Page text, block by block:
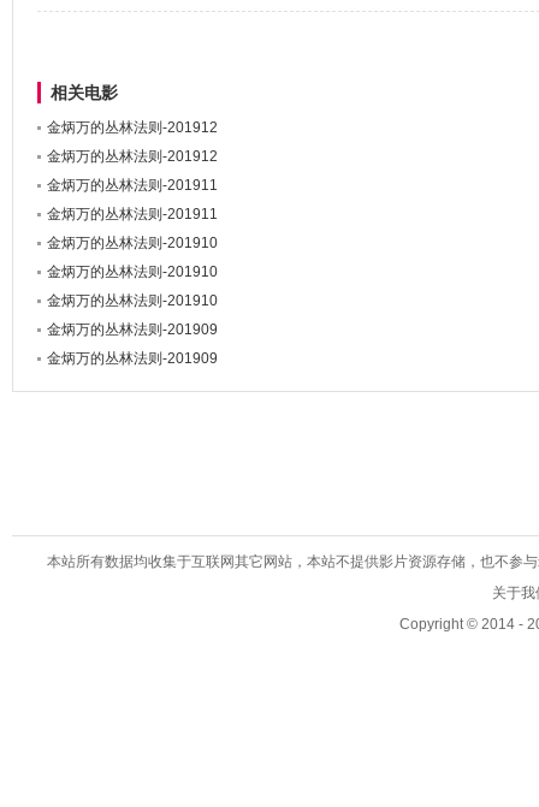
相关电影
金炳万的丛林法则-201912
金炳万的丛林法则-201912
金炳万的丛林法则-201911
金炳万的丛林法则-201911
金炳万的丛林法则-201910
金炳万的丛林法则-201910
金炳万的丛林法则-201910
金炳万的丛林法则-201909
金炳万的丛林法则-201909
本站所有数据均收集于互联网其它网站，本站不提供影片资源存储，也不参
关于
Copyright © 2014 -